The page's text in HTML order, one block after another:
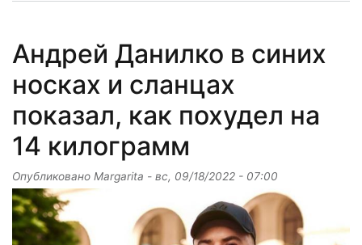
Андрей Данилко в синих
носках и сланцах
показал, как похудел на
14 килограмм
Опубликовано Margarita - вс, 09/18/2022 - 07:00